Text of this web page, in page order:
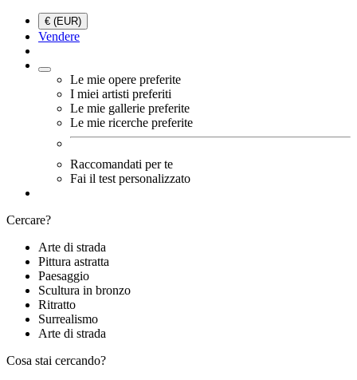
€ (EUR)
Vendere
Le mie opere preferite
I miei artisti preferiti
Le mie gallerie preferite
Le mie ricerche preferite
Raccomandati per te
Fai il test personalizzato
Cercare?
Arte di strada
Pittura astratta
Paesaggio
Scultura in bronzo
Ritratto
Surrealismo
Arte di strada
Cosa stai cercando?